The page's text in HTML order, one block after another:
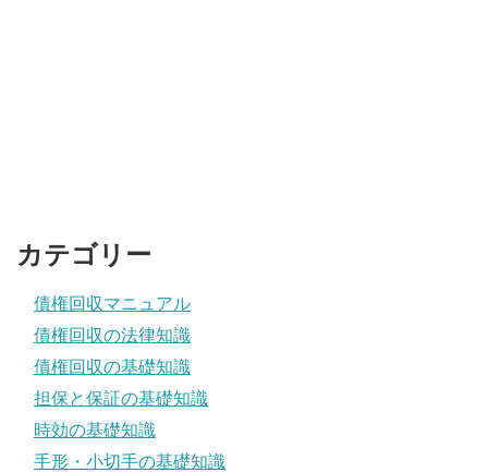
カテゴリー
債権回収マニュアル
債権回収の法律知識
債権回収の基礎知識
担保と保証の基礎知識
時効の基礎知識
手形・小切手の基礎知識